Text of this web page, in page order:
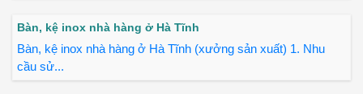
Bàn, kệ inox nhà hàng ở Hà Tĩnh
Bàn, kệ inox nhà hàng ở Hà Tĩnh (xưởng sản xuất) 1. Nhu
cầu sử...